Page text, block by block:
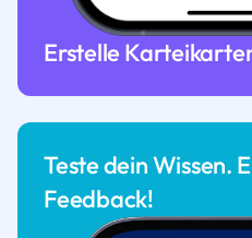
Erstelle
Teste dein Wissen.
Feedback!